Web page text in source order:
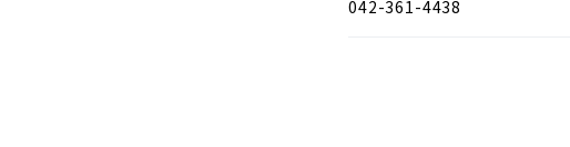
042-361-4438